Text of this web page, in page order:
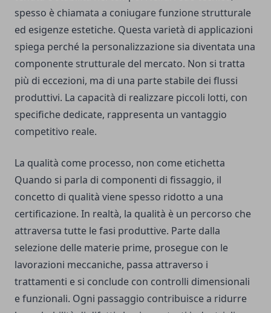
spesso è chiamata a coniugare funzione strutturale
ed esigenze estetiche. Questa varietà di applicazioni
spiega perché la personalizzazione sia diventata una
componente strutturale del mercato. Non si tratta
più di eccezioni, ma di una parte stabile dei flussi
produttivi. La capacità di realizzare piccoli lotti, con
specifiche dedicate, rappresenta un vantaggio
competitivo reale.
La qualità come processo, non come etichetta
Quando si parla di componenti di fissaggio, il
concetto di qualità viene spesso ridotto a una
certificazione. In realtà, la qualità è un percorso che
attraversa tutte le fasi produttive. Parte dalla
selezione delle materie prime, prosegue con le
lavorazioni meccaniche, passa attraverso i
trattamenti e si conclude con controlli dimensionali
e funzionali. Ogni passaggio contribuisce a ridurre